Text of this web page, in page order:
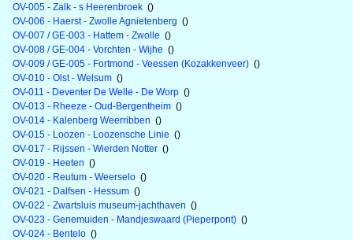
OV-005 - Zalk - s Heerenbroek ()
OV-006 - Haerst - Zwolle Agnietenberg ()
OV-007 / GE-003 - Hattem - Zwolle ()
OV-008 / GE-004 - Vorchten - Wijhe ()
OV-009 / GE-005 - Fortmond - Veessen (Kozakkenveer) ()
OV-010 - Olst - Welsum ()
OV-011 - Deventer De Welle - De Worp ()
OV-013 - Rheeze - Oud-Bergentheim ()
OV-014 - Kalenberg Weerribben ()
OV-015 - Loozen - Loozensche Linie ()
OV-017 - Rijssen - Wierden Notter ()
OV-019 - Heeten ()
OV-020 - Reutum - Weerselo ()
OV-021 - Dalfsen - Hessum ()
OV-022 - Zwartsluis museum-jachthaven ()
OV-023 - Genemuiden - Mandjeswaard (Pieperpont) ()
OV-024 - Bentelo ()